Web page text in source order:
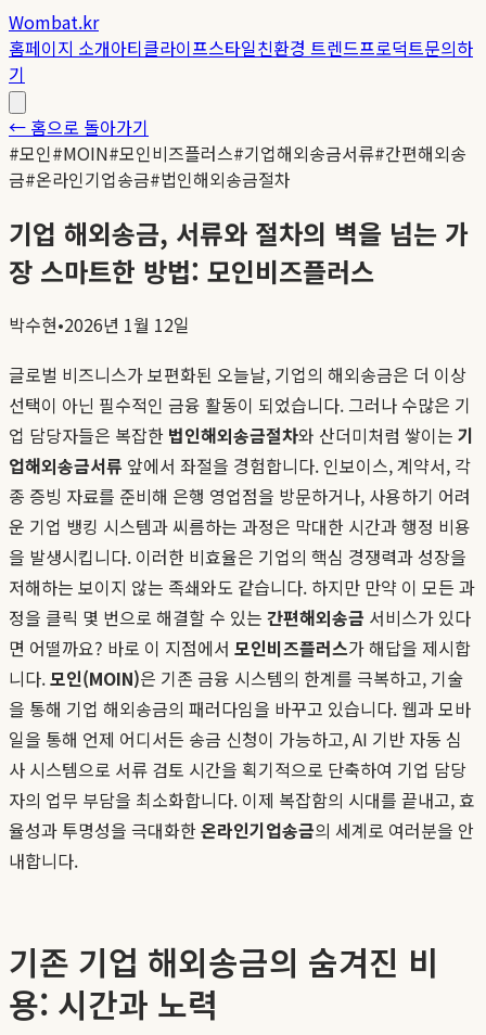
Wombat.kr
홈페이지 소개아티클라이프스타일친환경 트렌드프로덕트문의하
기
← 홈으로 돌아가기
#모인#MOIN#모인비즈플러스#기업해외송금서류#간편해외송
금#온라인기업송금#법인해외송금절차
기업 해외송금, 서류와 절차의 벽을 넘는 가
장 스마트한 방법: 모인비즈플러스
박수현•2026년 1월 12일
글로벌 비즈니스가 보편화된 오늘날, 기업의 해외송금은 더 이상
선택이 아닌 필수적인 금융 활동이 되었습니다. 그러나 수많은 기
업 담당자들은 복잡한 법인해외송금절차와 산더미처럼 쌓이는 기
업해외송금서류 앞에서 좌절을 경험합니다. 인보이스, 계약서, 각
종 증빙 자료를 준비해 은행 영업점을 방문하거나, 사용하기 어려
운 기업 뱅킹 시스템과 씨름하는 과정은 막대한 시간과 행정 비용
을 발생시킵니다. 이러한 비효율은 기업의 핵심 경쟁력과 성장을
저해하는 보이지 않는 족쇄와도 같습니다. 하지만 만약 이 모든 과
정을 클릭 몇 번으로 해결할 수 있는 간편해외송금 서비스가 있다
면 어떨까요? 바로 이 지점에서 모인비즈플러스가 해답을 제시합
니다.모인(MOIN)은 기존 금융 시스템의 한계를 극복하고, 기술
을 통해 기업 해외송금의 패러다임을 바꾸고 있습니다. 웹과 모바
일을 통해 언제 어디서든 송금 신청이 가능하고, AI 기반 자동 심
사 시스템으로 서류 검토 시간을 획기적으로 단축하여 기업 담당
자의 업무 부담을 최소화합니다. 이제 복잡함의 시대를 끝내고, 효
율성과 투명성을 극대화한온라인기업송금의 세계로 여러분을 안
내합니다.
기존 기업 해외송금의 숨겨진 비
용: 시간과 노력